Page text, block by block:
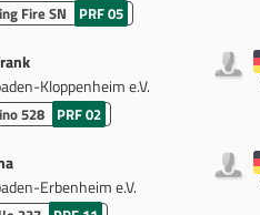
Fire SN PRF 05
Kloppenheim e.V.
528 PRF 02
Erbenheim e.V.